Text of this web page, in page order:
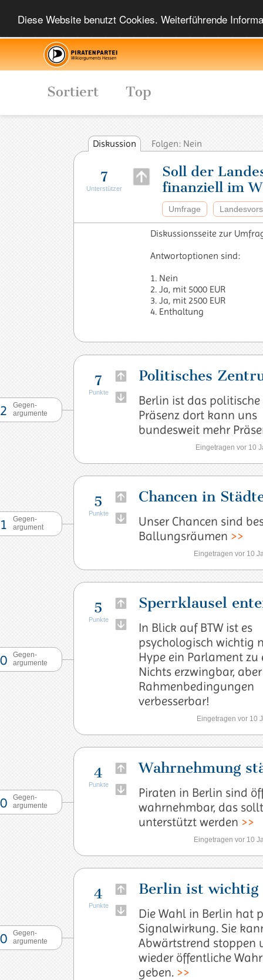
Diese Website benutzt Cookies. Weiterführende
Sortiert Top
Diskussion Folgen: Nein
7
Unterstützer
Soll der
finanziell im
Umfrage
Diskussionsseite zur
Antwortoptionen sind:
1. Nein
2. Ja, mit 5000 EUR
3. Ja, mit 2500 EUR
4. Enthaltung
2
Gegen-
argumente
7
Punkte
Politisches
Berlin ist das
Präsenz dort kann uns
bundesweit mehr
Eingetragen vor 10
1
Gegen-
argument
5
Punkte
Chancen in
Unser Chancen sind
Ballungsräumen >>
Eingetragen vor 10
0
Gegen-
argumente
5
Punkte
Sperrklausel
In Blick auf BTW ist es
psychologisch wichtig
Hype ein Parlament zu
Nichts erzwingbar, aber
Rahmenbedingungen
verbesserbar!
Eingetragen vor 10
0
Gegen-
argumente
4
Punkte
Wahrnehmung
Piraten in Berlin sind
wahrnehmbar, das
unterstützt werden >>
Eingetragen vor 10
0
Gegen-
argumente
4
Punkte
Berlin ist wichtig
Die Wahl in Berlin hat
Signalwirkung. Sie
Abwärtstrend stoppen
wieder öffentliche
geben. >>